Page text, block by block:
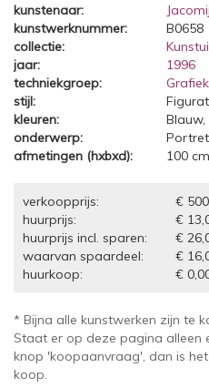
kunstenaar:
kunstwerknummer:
B0658
collectie:
jaar:
1996
techniekgroep:
Grafiek
stijl:
kleuren:
onderwerp:
afmetingen (hxbxd):
100
verkoopprijs:
€
huurprijs:
€
huurprijs incl. sparen:
€
waarvan spaardeel:
€
huurkoop:
€
* Bijna alle kunstwerken zijn te
Staat er op deze pagina alleen
knop 'koopaanvraag', dan is
koop.